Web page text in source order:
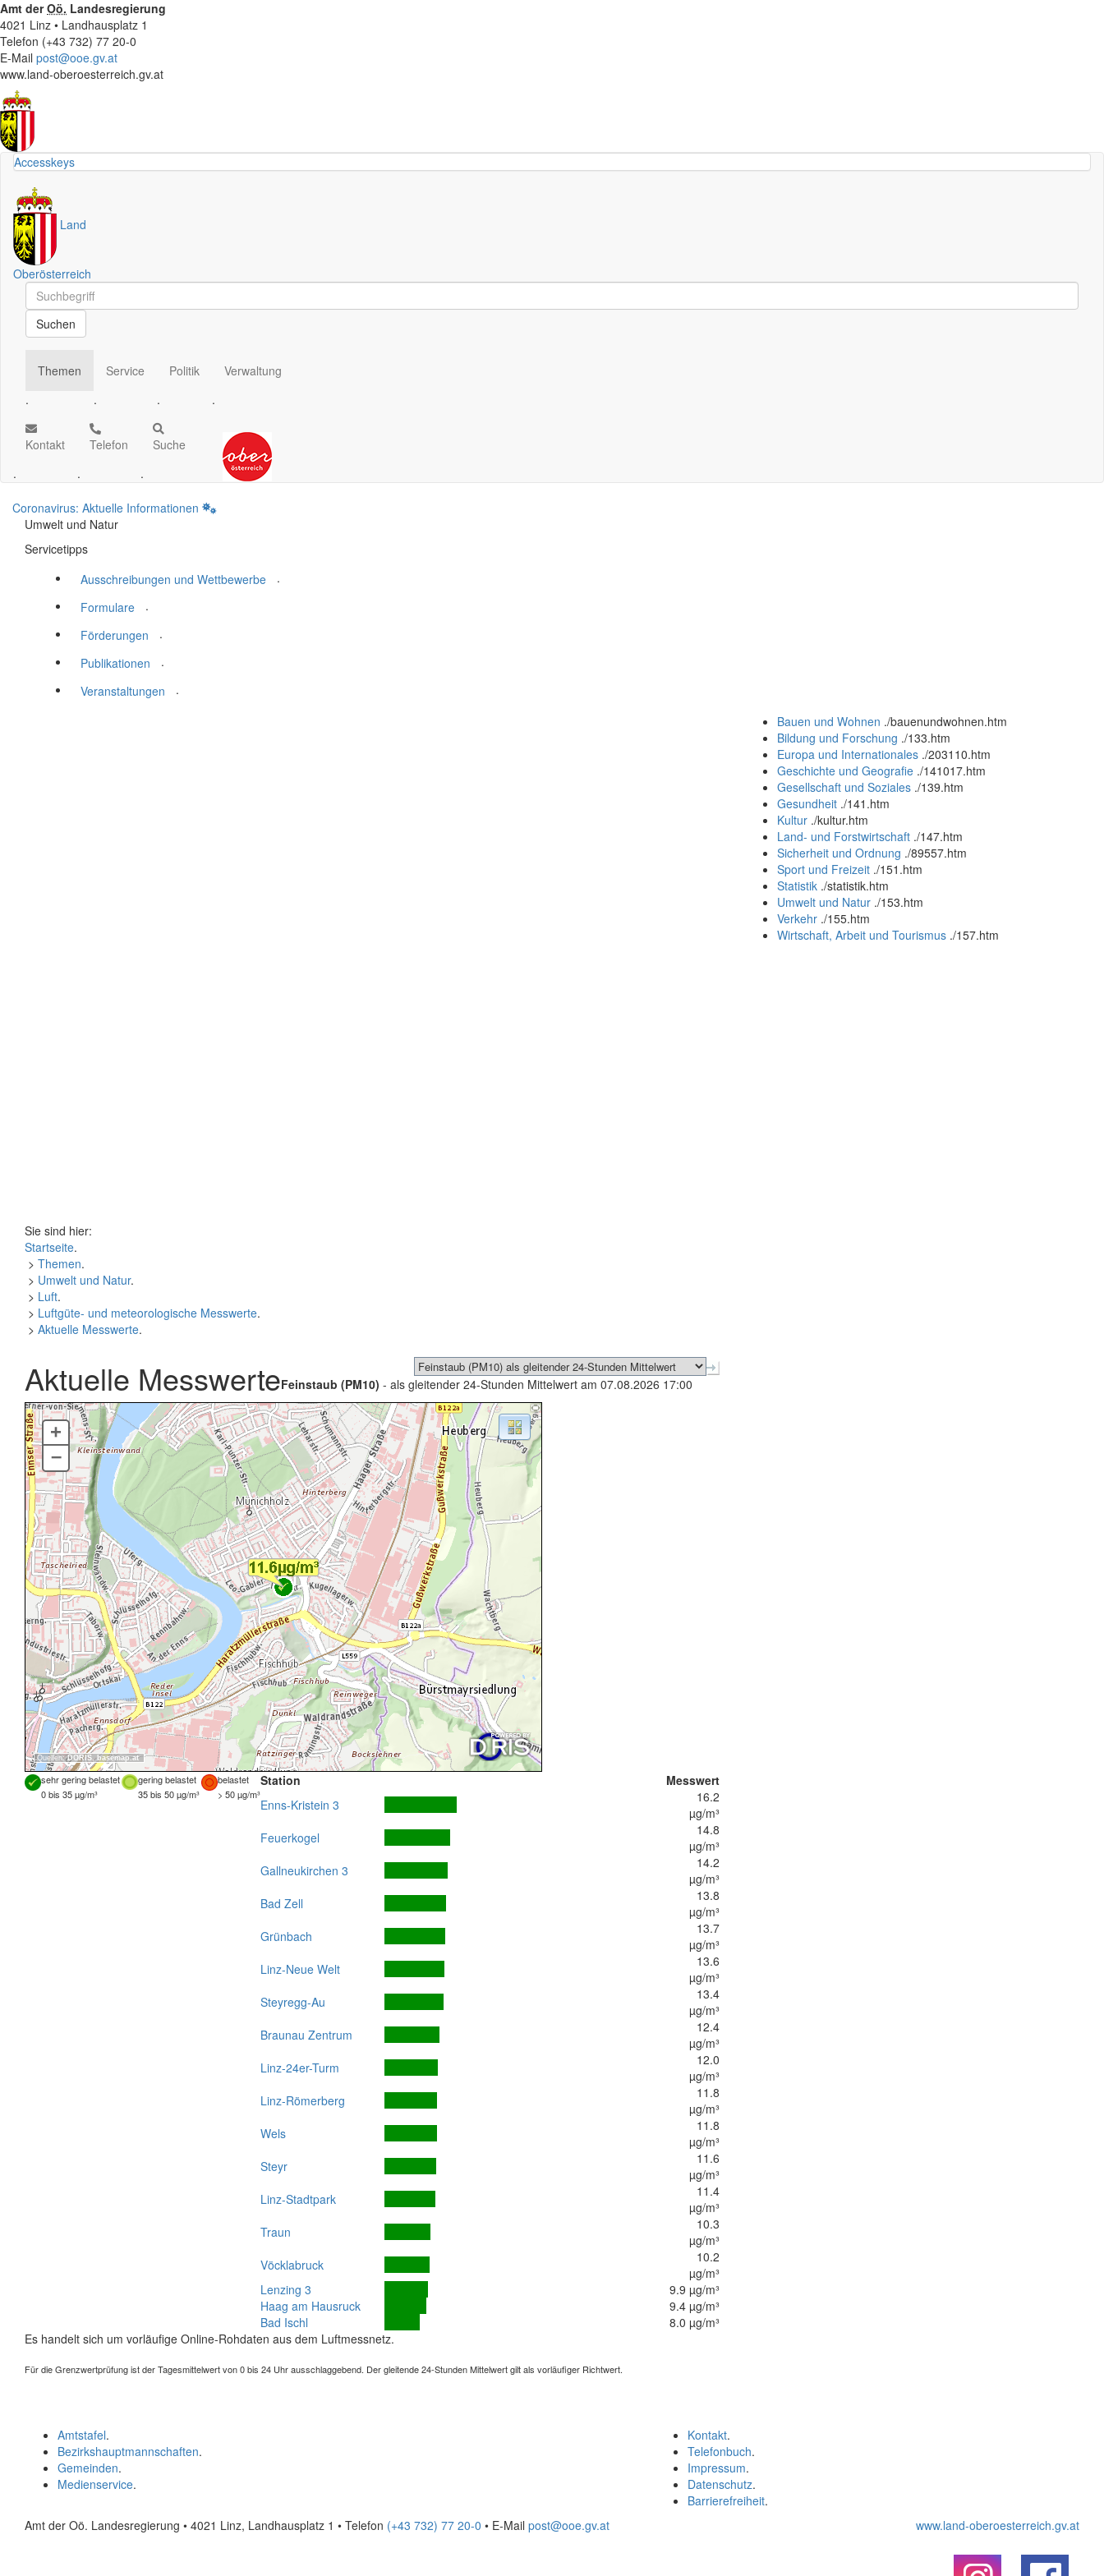
Amt derOö. Landesregierung
4021 Linz • Landhausplatz 1
Telefon (+43 732) 77 20-0
E-Mail post@ooe.gv.at
www.land-oberoesterreich.gv.at
Accesskeys
Land
Oberösterreich
Schnellsuche
Schnellsuche
Suchen
Themen
.
Service
.
Politik
.
Verwaltung
.
Kontakt
.
Telefon
.
Suche
.
Coronavirus: Aktuelle Informationen
Umwelt und Natur
Servicetipps
Ausschreibungen und Wettbewerbe
.
Formulare
.
Förderungen
.
Publikationen
.
Veranstaltungen
.
Bauen und Wohnen ./bauenundwohnen.htm
Bildung und Forschung ./133.htm
Europa und Internationales ./203110.htm
Geschichte und Geografie ./141017.htm
Gesellschaft und Soziales ./139.htm
Gesundheit ./141.htm
Kultur ./kultur.htm
Land- und Forstwirtschaft ./147.htm
Sicherheit und Ordnung ./89557.htm
Sport und Freizeit ./151.htm
Statistik ./statistik.htm
Umwelt und Natur ./153.htm
Verkehr ./155.htm
Wirtschaft, Arbeit und Tourismus ./157.htm
Sie sind hier:
Startseite.
> Themen.
> Umwelt und Natur.
> Luft.
> Luftgüte- und meteorologische Messwerte.
> Aktuelle Messwerte.
Aktuelle MesswerteFeinstaub (PM10) - als gleitender 24-Stunden Mittelwert am 07.08.2026 17:00
Quellen:DORIS, basemap.at
+
–
sehr gering belastet gering belastet
belastet
0 bis 35 µg/m³
35 bis 50 µg/m³ > 50 µg/m³
Station
Messwert
Enns-Kristein 3
16.2
µg/m³
Feuerkogel
14.8
µg/m³
Gallneukirchen 3
14.2
µg/m³
Bad Zell
13.8
µg/m³
Grünbach
13.7
µg/m³
Linz-Neue Welt
13.6
µg/m³
Steyregg-Au
13.4
µg/m³
Braunau Zentrum
12.4
µg/m³
Linz-24er-Turm
12.0
µg/m³
Linz-Römerberg
11.8
µg/m³
Wels
11.8
µg/m³
Steyr
11.6
µg/m³
Linz-Stadtpark
11.4
µg/m³
Traun
10.3
µg/m³
Vöcklabruck
10.2
µg/m³
Lenzing 3
9.9 µg/m³
Haag am Hausruck
9.4 µg/m³
Bad Ischl
8.0 µg/m³
Es handelt sich um vorläufige Online-Rohdaten aus dem Luftmessnetz.
Für die Grenzwertprüfung ist der Tagesmittelwert von 0 bis 24 Uhr ausschlaggebend. Der gleitende 24-Stunden Mittelwert gilt als vorläufiger Richtwert.
Kontakt.
Telefonbuch.
Impressum.
Datenschutz.
Barrierefreiheit.
Amtstafel.
Bezirkshauptmannschaften.
Gemeinden.
Medienservice.
Amt der Oö. Landesregierung • 4021 Linz, Landhausplatz 1 • Telefon (+43 732) 77 20-0 • E-Mail post@ooe.gv.at www.land-oberoesterreich.gv.at